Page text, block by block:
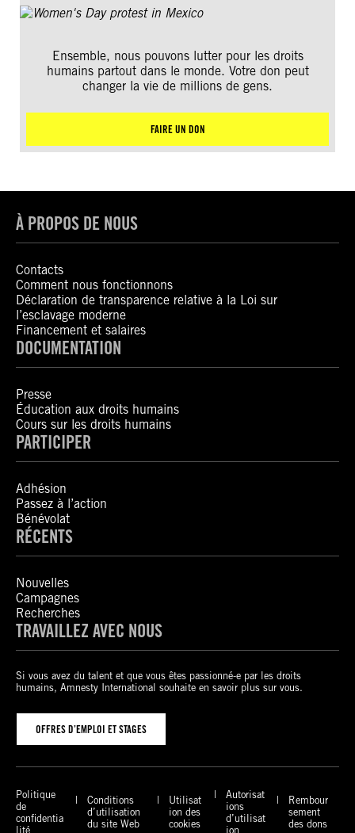
Ensemble, nous pouvons lutter pour les droits
humains partout dans le monde. Votre don peut
changer la vie de millions de gens.
FAIRE UN DON
À PROPOS DE NOUS
Contacts
Comment nous fonctionnons
Déclaration de transparence relative à la Loi sur
l’esclavage moderne
Financement et salaires
DOCUMENTATION
Presse
Éducation aux droits humains
Cours sur les droits humains
PARTICIPER
Adhésion
Passez à l’action
Bénévolat
RÉCENTS
Nouvelles
Campagnes
Recherches
TRAVAILLEZ AVEC NOUS
Si vous avez du talent et que vous êtes passionné-e par les droits
humains, Amnesty International souhaite en savoir plus sur vous.
OFFRES D’EMPLOI ET STAGES
Politique
de
confidentia
lité
Conditions
d’utilisation
du site Web
Utilisat
ion des
cookies
Autorisat
ions
d’utilisat
ion
Rembour
sement
des dons